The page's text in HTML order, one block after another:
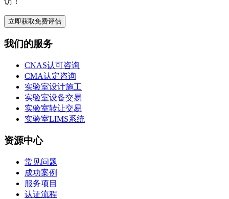
立即获取免费评估
我们的服务
CNAS认可咨询
CMA认定咨询
实验室设计施工
实验室设备交易
实验室转让交易
实验室LIMS系统
资源中心
常见问题
成功案例
服务项目
认证流程